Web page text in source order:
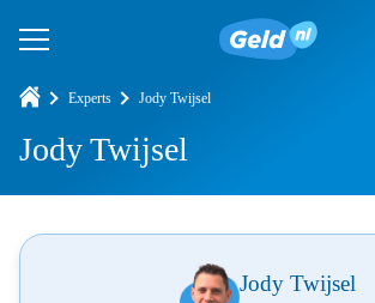
Experts Jody Twijsel
Jody Twijsel
Jody Twijsel